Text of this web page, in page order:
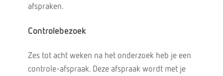
afspraken.
Controlebezoek
Zes tot acht weken na het onderzoek heb je een
controle-afspraak. Deze afspraak wordt met je